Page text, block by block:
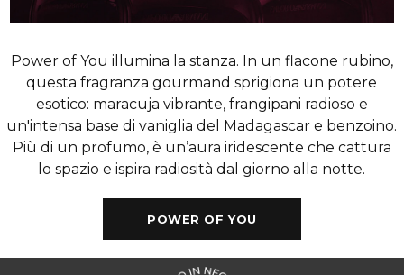
Power of You illumina la stanza. In un flacone rubino,
questa fragranza gourmand sprigiona un potere
esotico: maracuja vibrante, frangipani radioso e
un'intensa base di vaniglia del Madagascar e benzoino.
Più di un profumo, è un’aura iridescente che cattura
lo spazio e ispira radiosità dal giorno alla notte.
POWER OF YOU